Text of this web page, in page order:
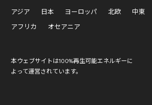
アジア 日本 ヨーロッパ 北欧 中東
アフリカ
オセアニア
本ウェブサイトは100%再生可能エネルギーに
よって運営されています。